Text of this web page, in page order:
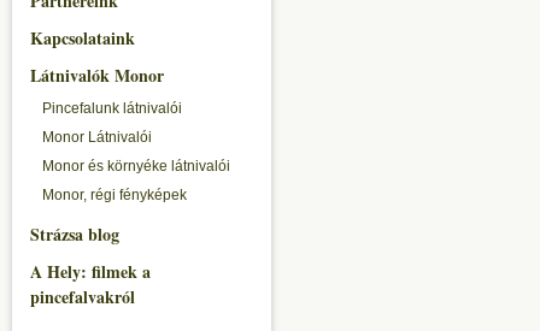
Kapcsolataink
Látnivalók Monor
Pincefalunk látnivalói
Monor Látnivalói
Monor és környéke látnivalói
Monor, régi fényképek
Strázsa blog
A Hely: filmek a
pincefalvakról